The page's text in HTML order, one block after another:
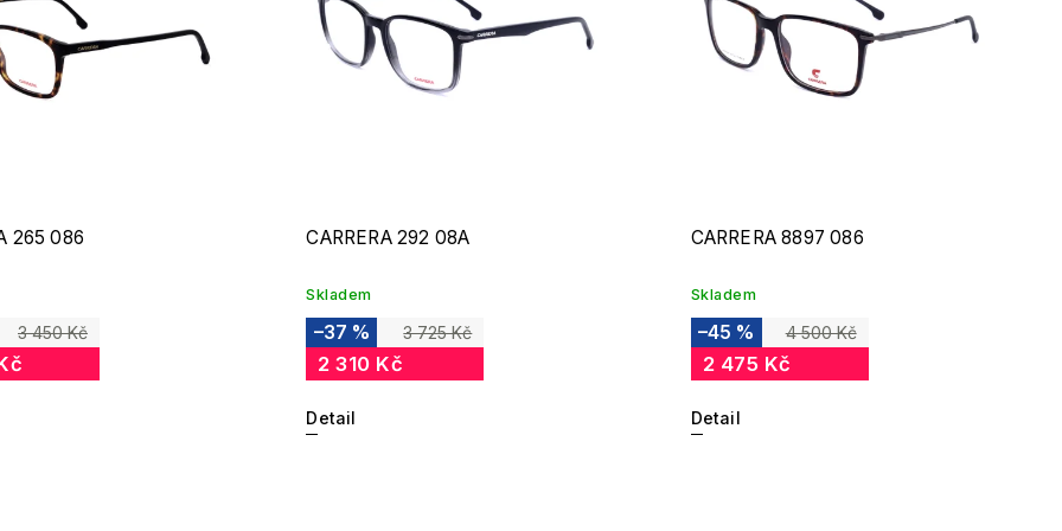
265 086
3 450 Kč
CARRERA 292 08A
Skladem
3 725 Kč
–37 %
2 310 Kč
Detail
CARRERA 8897 086
Skladem
4 500 Kč
–45 %
2 475 Kč
Detail